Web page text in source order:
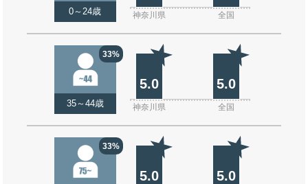
0～24歳 神奈川県 全国
33%
35～44歳
5.0 5.0
神奈川県 全国
33%
5.0 5.0